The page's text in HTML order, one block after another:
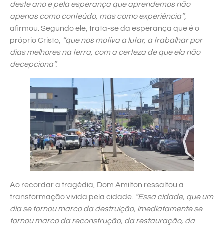
deste ano e pela esperança que aprendemos não
apenas como conteúdo, mas como experiência”,
afirmou. Segundo ele, trata-se da esperança que é o
próprio Cristo,
“que nos motiva a lutar, a trabalhar por
dias melhores na terra, com a certeza de que ela não
decepciona”.
Ao recordar a tragédia, Dom Amilton ressaltou a
transformação vivida pela cidade. “Essa cidade, que um
dia se tornou marco da destruição, imediatamente se
tornou marco da reconstrução, da restauração, da